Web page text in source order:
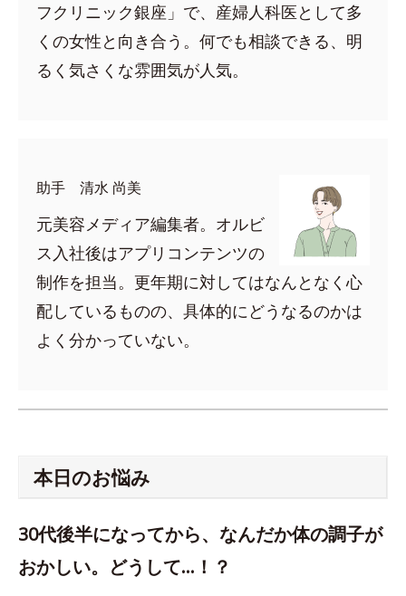
フクリニック銀座」で、産婦人科医として多
くの女性と向き合う。何でも相談できる、明
るく気さくな雰囲気が人気。
助手 清水 尚美
元美容メディア編集者。オルビ
ス入社後はアプリコンテンツの
制作を担当。更年期に対してはなんとなく心
配しているものの、具体的にどうなるのかは
よく分かっていない。
本日のお悩み
30代後半になってから、なんだか体の調子が
おかしい。どうして…！？